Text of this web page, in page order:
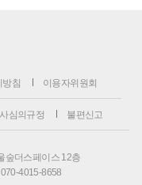
방침 이용자위원회
심의규정 불편신고
숲더스페이스 12층
070-4015-8658